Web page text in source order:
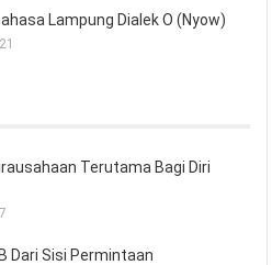
Lampung Dialek O (Nyow)
Terutama Bagi Diri
Dari Sisi Permintaan